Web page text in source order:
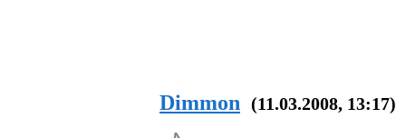
Dimmon (11.03.2008, 13:17)